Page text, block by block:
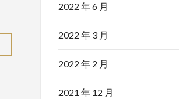
2022 年 6 月
2022 年 3 月
2022 年 2 月
2021 年 12 月